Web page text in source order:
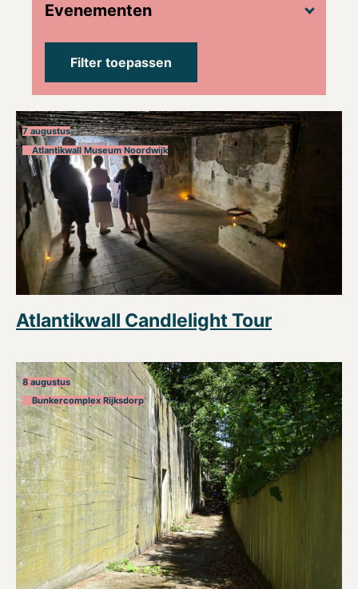
Evenementen
7 augustus
Atlantikwall Museum Noordwijk
Atlantikwall Candlelight Tour
8 augustus
Bunkercomplex Rijksdorp